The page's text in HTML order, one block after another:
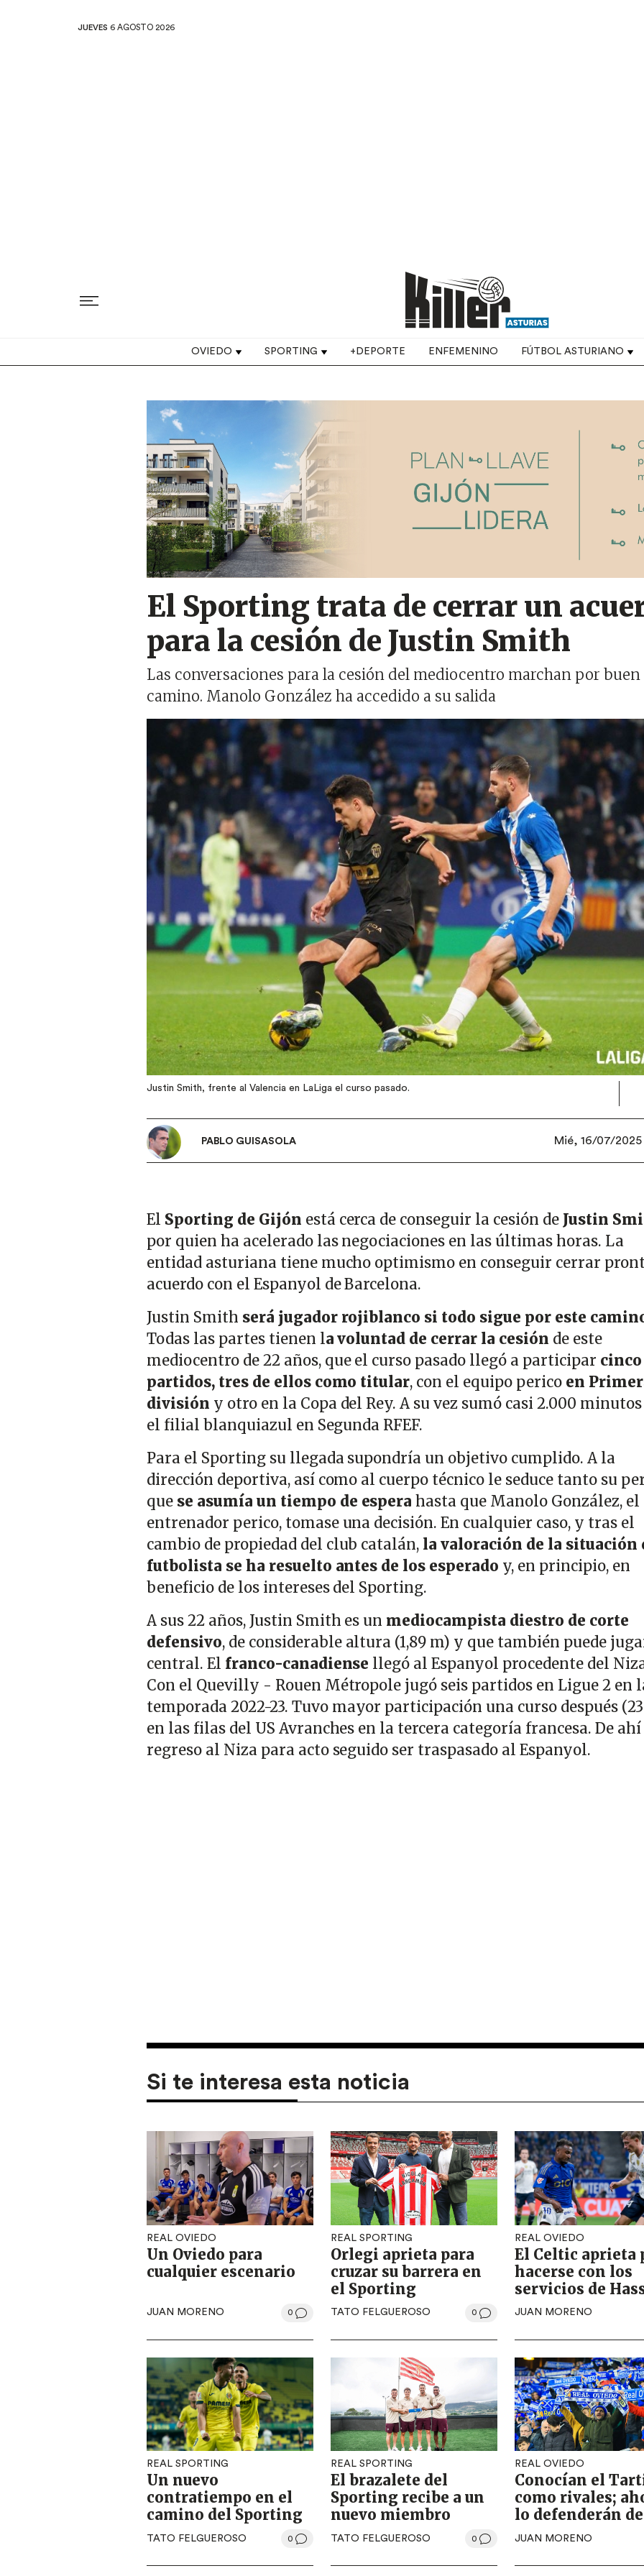
JUEVES 6 AGOSTO 2026
Top navigation
OVIEDO SPORTING +DEPORTE ENFEMENINO FÚTBOL ASTURIANO
Image
El Sporting trata de cerrar un
para la cesión de Justin Smith
Las conversaciones para la cesión del mediocentro marchan por buen
camino. Manolo González ha accedido a su salida
Imagen
Justin Smith, frente al Valencia en LaLiga el curso pasado.
PABLO GUISASOLA Mié, 16/07/2025
El Sporting de Gijón está cerca de conseguir la cesión de Justin
por quien ha acelerado las negociaciones en las últimas horas. La
entidad asturiana tiene mucho optimismo en conseguir cerrar
acuerdo con el Espanyol de Barcelona.
Justin Smith será jugador rojiblanco si todo sigue por este
Todas las partes tienen la voluntad de cerrar la cesión de este
mediocentro de 22 años, que el curso pasado llegó a participar cinco
partidos, tres de ellos como titular, con el equipo perico en
división y otro en la Copa del Rey. A su vez sumó casi 2.000
el filial blanquiazul en Segunda RFEF.
Para el Sporting su llegada supondría un objetivo cumplido. A la
dirección deportiva, así como al cuerpo técnico le seduce tanto su
que se asumía un tiempo de espera hasta que Manolo González, el
entrenador perico, tomase una decisión. En cualquier caso, y tras el
cambio de propiedad del club catalán, la valoración de la situación
futbolista se ha resuelto antes de los esperado y, en principio, en
beneficio de los intereses del Sporting.
A sus 22 años, Justin Smith es un mediocampista diestro de corte
defensivo, de considerable altura (1,89 m) y que también puede
central. El franco-canadiense llegó al Espanyol procedente del
Con el Quevilly - Rouen Métropole jugó seis partidos en Ligue 2 en
temporada 2022-23. Tuvo mayor participación una curso después
en las filas del US Avranches en la tercera categoría francesa. De ahí
regreso al Niza para acto seguido ser traspasado al Espanyol.
Si te interesa esta noticia
REAL OVIEDO
Un Oviedo para
cualquier escenario
JUAN MORENO 0
REAL SPORTING
Orlegi aprieta para
cruzar su barrera en
el Sporting
TATO FELGUEROSO 0
REAL OVIEDO
El Celtic aprieta
hacerse con los
servicios de
JUAN MORENO
REAL SPORTING
Un nuevo
contratiempo en el
camino del Sporting
TATO FELGUEROSO 0
REAL SPORTING
El brazalete del
Sporting recibe a un
nuevo miembro
TATO FELGUEROSO 0
REAL OVIEDO
Conocían el
como rivales;
lo defenderán
JUAN MORENO